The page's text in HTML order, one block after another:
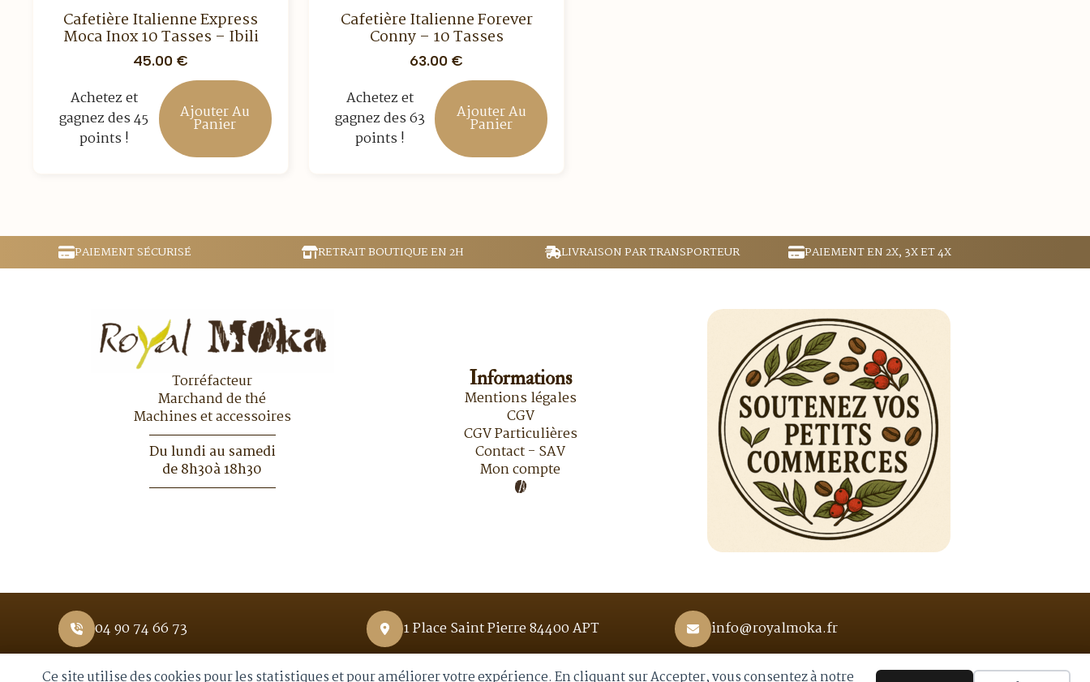
Cafetière Italienne Express
Moca Inox 10 Tasses – Ibili
45.00€
Achetez et
gagnez des 45
points !
Ajouter Au
Panier
Cafetière Italienne Forever
Conny – 10 Tasses
63.00€
Achetez et
gagnez des 63
points !
Ajouter Au
Panier
PAIEMENT SÉCURISÉ RETRAIT BOUTIQUE EN 2H LIVRAISON PAR TRANSPORTEUR PAIEMENT EN 2X, 3X ET 4X
Torréfacteur
Marchand de thé
Machines et accessoires
Du lundi au samedi
de 8h30à 18h30
Informations
Mentions légales
CGV
CGV Particulières
Contact - SAV
Mon compte
04 90 74 66 73 1 Place Saint Pierre 84400 APT info@royalmoka.fr
Ce site utilise des cookies pour les statistiques et pour améliorer votre expérience. En cliquant sur Accepter, vous consentez à notre